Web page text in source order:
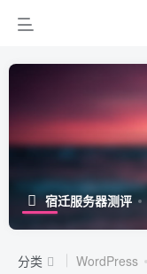
宿迁服务器测评
分类 WordPress